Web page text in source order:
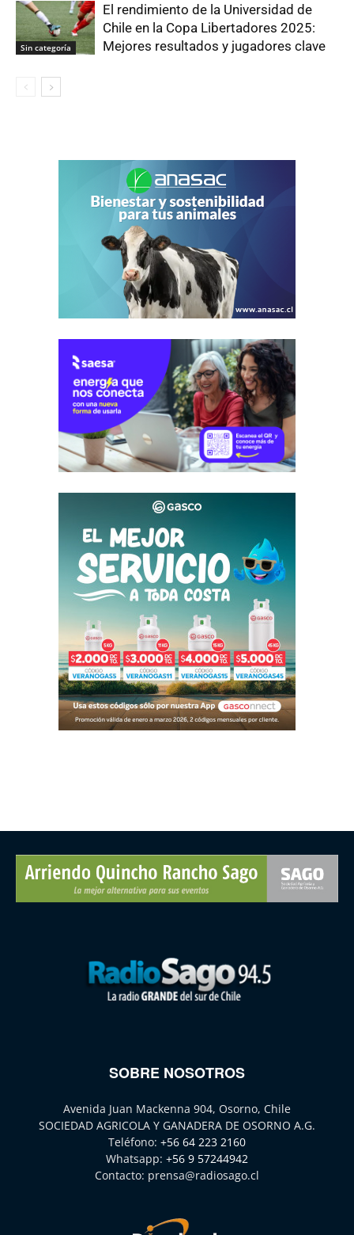
Sin categoría
El rendimiento de la Universidad de
Chile en la Copa Libertadores 2025:
Mejores resultados y jugadores clave
SOBRE NOSOTROS
Avenida Juan Mackenna 904, Osorno, Chile
SOCIEDAD AGRICOLA Y GANADERA DE OSORNO A.G.
Teléfono: +56 64 223 2160
Whatsapp: +56 9 57244942
Contacto: prensa@radiosago.cl